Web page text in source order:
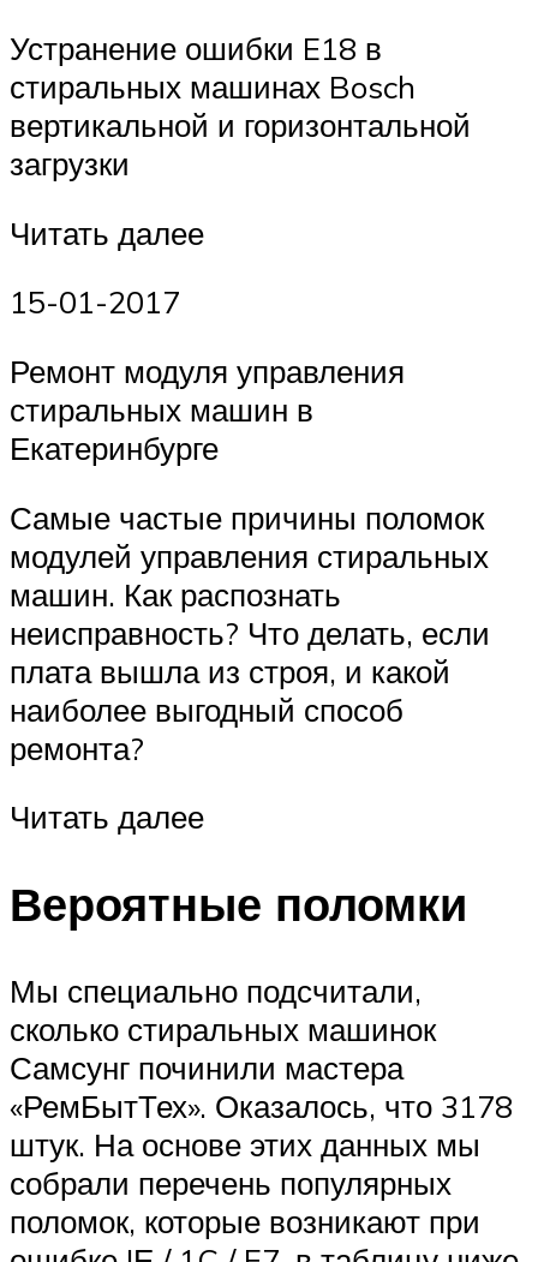
Устранение ошибки E18 в
стиральных машинах Bosch
вертикальной и горизонтальной
загрузки
Читать далее
15-01-2017
Ремонт модуля управления
стиральных машин в
Екатеринбурге
Самые частые причины поломок
модулей управления стиральных
машин. Как распознать
неисправность? Что делать, если
плата вышла из строя, и какой
наиболее выгодный способ
ремонта?
Читать далее
Вероятные поломки
Мы специально подсчитали,
сколько стиральных машинок
Самсунг починили мастера
«РемБытТех». Оказалось, что 3178
штук. На основе этих данных мы
собрали перечень популярных
поломок, которые возникают при